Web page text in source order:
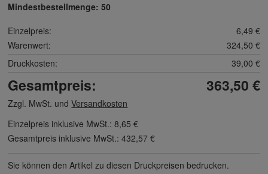
Mindestbestellmenge:50
Einzelpreis:
6,49 €
Warenwert:
324,50 €
Druckkosten:
39,00 €
Gesamtpreis: 363,50 €
Zzgl. MwSt. undVersandkosten
Einzelpreis inklusive MwSt.:8,65 €
Gesamtpreis inklusive MwSt.:432,57 €
Sie können den Artikel zu diesen Druck­preisen bedrucken.